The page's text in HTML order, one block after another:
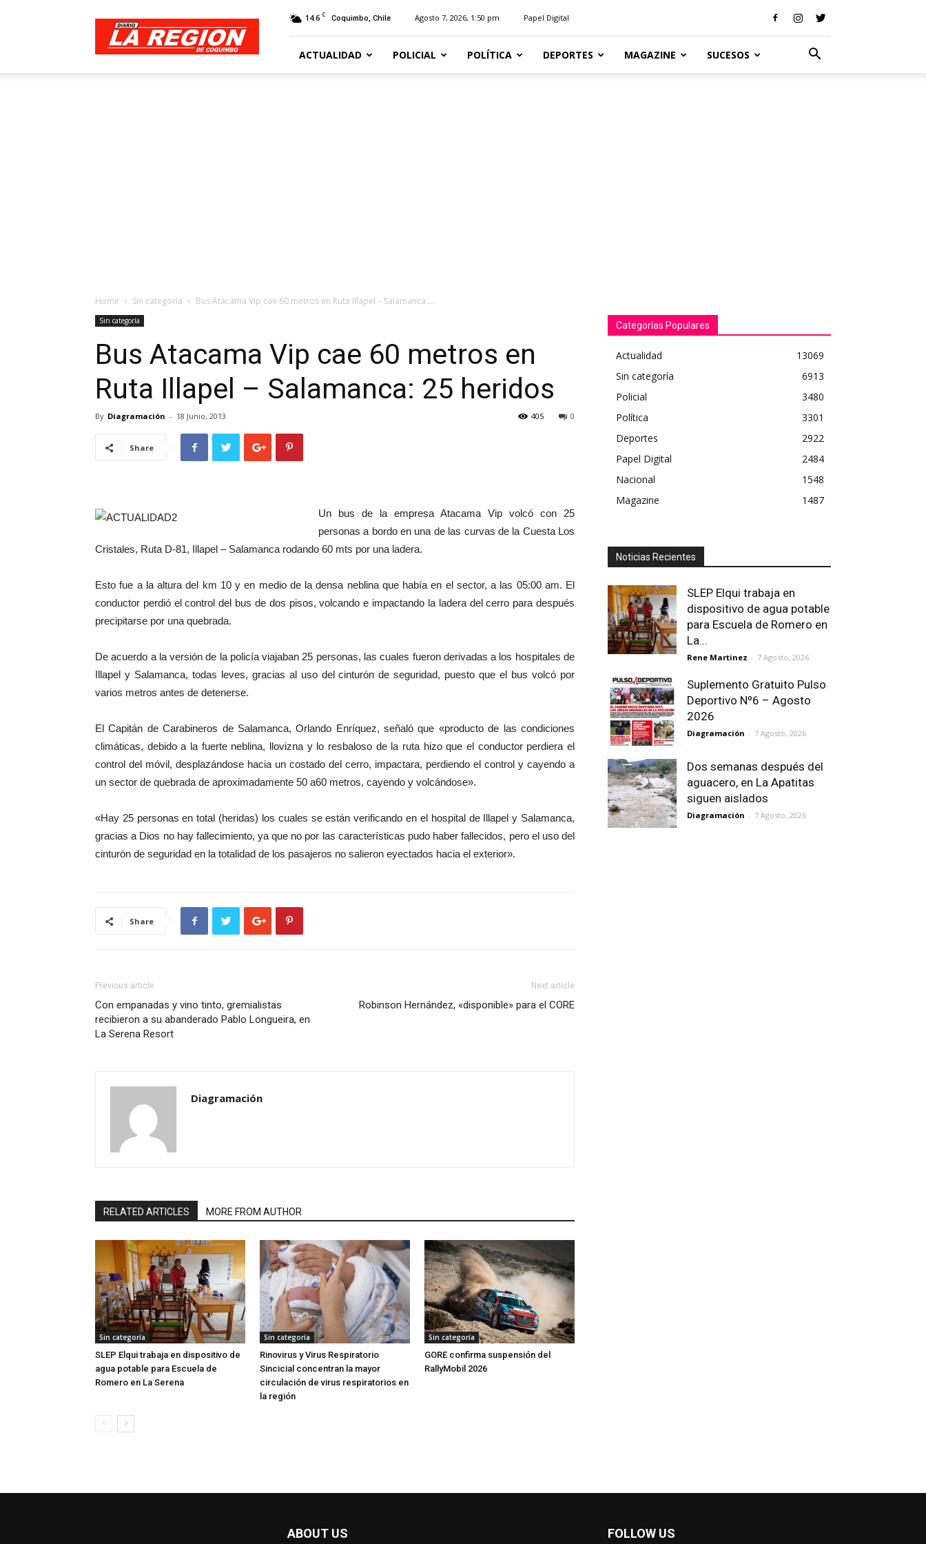
Diario
Región
14.6 C Coquimbo, Chile Agosto 7, 2026, 1:50 pm Papel Digital
ACTUALIDAD POLICIAL POLÍTICA DEPORTES MAGAZINE SUCESOS
Home Sin categoría Bus Atacama Vip cae 60 metros en Ruta Illapel – Salamanca:...
Sin categoría
Bus Atacama Vip cae 60 metros en
Ruta Illapel – Salamanca: 25 heridos
By Diagramación - 18 Junio, 2013 0
405
Share
Un bus de la empresa Atacama Vip volcó con 25
personas a bordo en una de las curvas de la Cuesta Los
Cristales, Ruta D-81, Illapel – Salamanca rodando 60 mts por una ladera.
Esto fue a la altura del km 10 y en medio de la densa neblina que había en el sector, a las 05:00 am. El
conductor perdió el control del bus de dos pisos, volcando e impactando la ladera del cerro para después
precipitarse por una quebrada.
De acuerdo a la versión de la policía viajaban 25 personas, las cuales fueron derivadas a los hospitales de
Illapel y Salamanca, todas leves, gracias al uso del cinturón de seguridad, puesto que el bus volcó por
varios metros antes de detenerse.
El Capitán de Carabineros de Salamanca, Orlando Enríquez, señaló que «producto de las condiciones
climáticas, debido a la fuerte neblina, llovizna y lo resbaloso de la ruta hizo que el conductor perdiera el
control del móvil, desplazándose hacia un costado del cerro, impactara, perdiendo el control y cayendo a
un sector de quebrada de aproximadamente 50 a60 metros, cayendo y volcándose».
«Hay 25 personas en total (heridas) los cuales se están verificando en el hospital de Illapel y Salamanca,
gracias a Dios no hay fallecimiento, ya que no por las características pudo haber fallecidos, pero el uso del
cinturón de seguridad en la totalidad de los pasajeros no salieron eyectados hacia el exterior».
Share
Previous article
Con empanadas y vino tinto, gremialistas
recibieron a su abanderado Pablo Longueira, en
La Serena Resort
Next article
Robinson Hernández, «disponible» para el CORE
Diagramación
RELATED ARTICLES MORE FROM AUTHOR
Sin categoría
SLEP Elqui trabaja en dispositivo de
agua potable para Escuela de
Romero en La Serena
Sin categoría
Rinovirus y Virus Respiratorio
Sincicial concentran la mayor
circulación de virus respiratorios en
la región
Sin categoría
GORE confirma suspensión del
RallyMobil 2026
Categorías Populares
Actualidad
13069
Sin categoría
6913
Policial
3480
Política
3301
Deportes
2922
Papel Digital
2484
Nacional
1548
Magazine
1487
Noticias Recientes
SLEP Elqui trabaja en
dispositivo de agua potable
para Escuela de Romero en
La...
Rene Martinez - 7 Agosto, 2026
Suplemento Gratuito Pulso
Deportivo Nº6 – Agosto
2026
Diagramación - 7 Agosto, 2026
Dos semanas después del
aguacero, en La Apatitas
siguen aislados
Diagramación - 7 Agosto, 2026
ABOUT US FOLLOW US